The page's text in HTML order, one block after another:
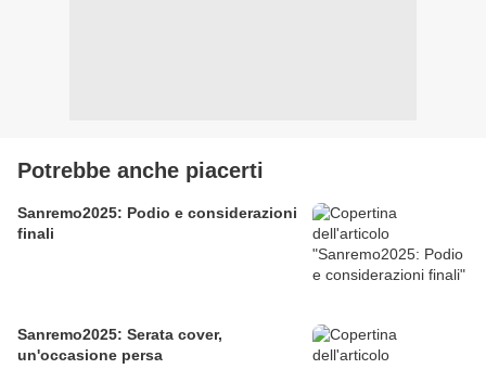
Potrebbe anche piacerti
Sanremo2025: Podio e considerazioni
finali
Sanremo2025: Serata cover,
un'occasione persa